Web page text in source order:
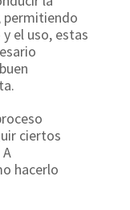
permitiendo
el uso, estas
ciertos
hacerlo